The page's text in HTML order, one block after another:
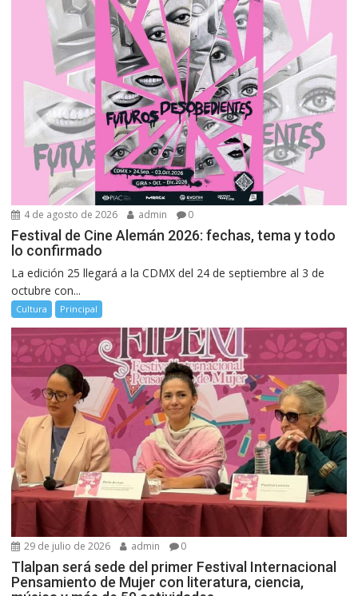
4 de agosto de 2026 admin 0
Festival de Cine Alemán 2026: fechas, tema y todo
lo confirmado
La edición 25 llegará a la CDMX del 24 de septiembre al 3 de
octubre con...
Cultura Principal
29 de julio de 2026 admin 0
Tlalpan será sede del primer Festival Internacional
Pensamiento de Mujer con literatura, ciencia,